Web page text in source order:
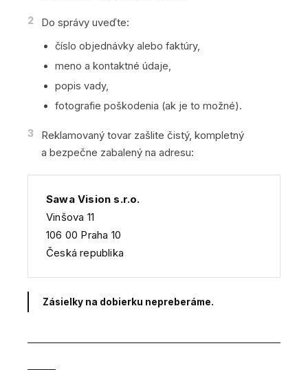
2 Do správy uveďte:
číslo objednávky alebo faktúry,
meno a kontaktné údaje,
popis vady,
fotografie poškodenia (ak je to možné).
3
Reklamovaný tovar zašlite čistý, kompletný
a bezpečne zabalený na adresu:
Sawa Vision s.r.o.
Vinšova 11
106 00 Praha 10
Česká republika
Zásielky na dobierku nepreberáme.